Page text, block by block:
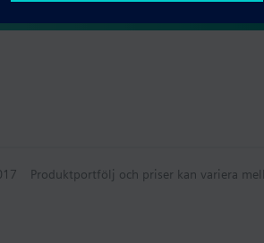
endast användas som blandnings- eller 2-
Produktportfölj och priser kan variera